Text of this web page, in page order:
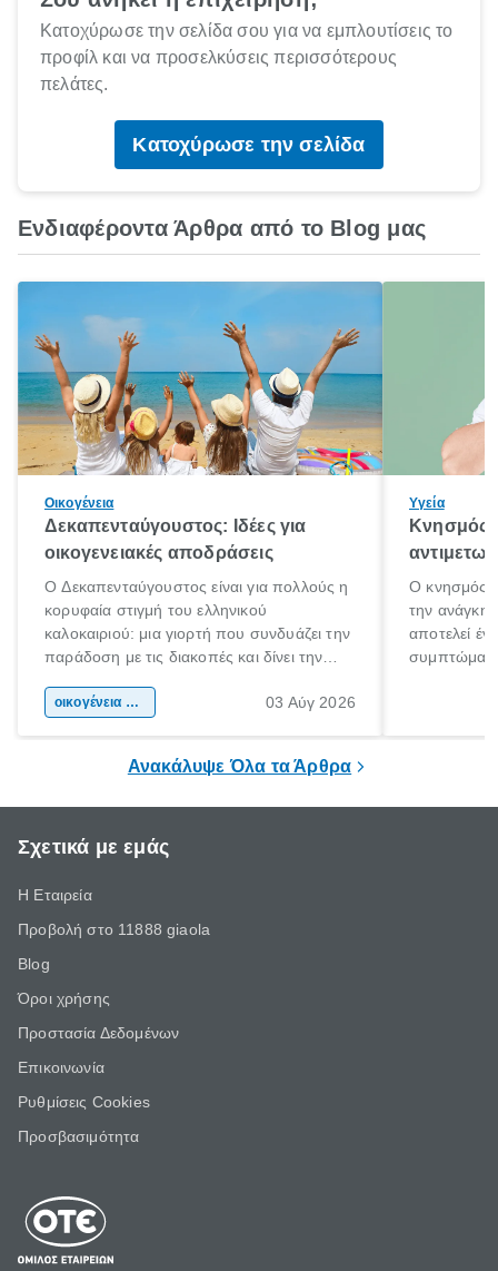
Κατοχύρωσε την σελίδα σου για να εμπλουτίσεις το
προφίλ και να προσελκύσεις περισσότερους
πελάτες.
Κατοχύρωσε την σελίδα
Ενδιαφέροντα Άρθρα από το Blog μας
Οικογένεια
Δεκαπενταύγουστος: Ιδέες για
οικογενειακές αποδράσεις
Ο Δεκαπενταύγουστος είναι για πολλούς η
κορυφαία στιγμή του ελληνικού
καλοκαιριού: μια γιορτή που συνδυάζει την
παράδοση με τις διακοπές και δίνει την
χώρας. Είτε πρόκειται για λίγες μέρες
οικογένεια & παιδί 03 Αύγ 2026
Υγεία
Κνησμός:
Ο κνησμός
την ανάγκη
αποτελεί
Ανακάλυψε Όλα τα Άρθρα
Σχετικά με εμάς
Η Εταιρεία
Προβολή στο 11888 giaola
Blog
Όροι χρήσης
Προστασία Δεδομένων
Επικοινωνία
Ρυθμίσεις Cookies
Προσβασιμότητα